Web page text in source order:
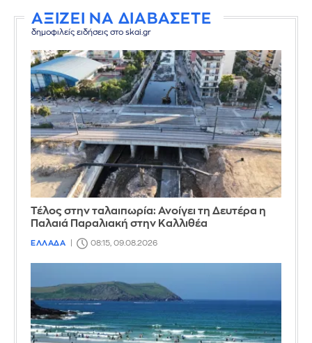
ΑΞΙΖΕΙ ΝΑ ΔΙΑΒΑΣΕΤΕ
δημοφιλείς ειδήσεις στο skai.gr
Τέλος στην ταλαιπωρία: Ανοίγει τη Δευτέρα η
Παλαιά Παραλιακή στην Καλλιθέα
ΕΛΛΑΔΑ 08:15, 09.08.2026